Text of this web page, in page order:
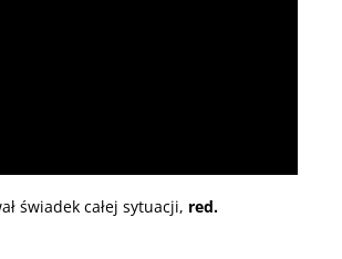
świadek całej sytuacji, red.